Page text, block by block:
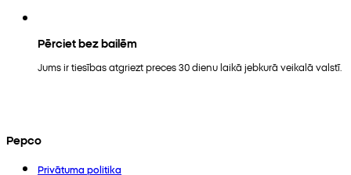
Pērciet bez bailēm
Jums ir tiesības atgriezt preces 30 dienu laikā jebkurā veikalā valstī.
Pepco
Privātuma politika